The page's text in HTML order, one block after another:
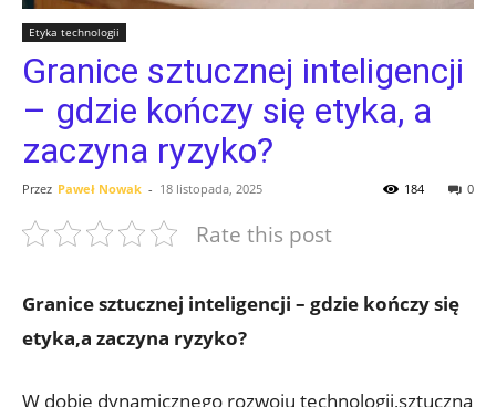
Etyka technologii
Granice sztucznej inteligencji
– gdzie kończy się etyka, a
zaczyna ryzyko?
Przez Paweł Nowak - 18 listopada, 2025 0
184
Rate this post
Granice sztucznej inteligencji – gdzie kończy się
etyka,a zaczyna ryzyko?
W dobie dynamicznego rozwoju technologii,sztuczna